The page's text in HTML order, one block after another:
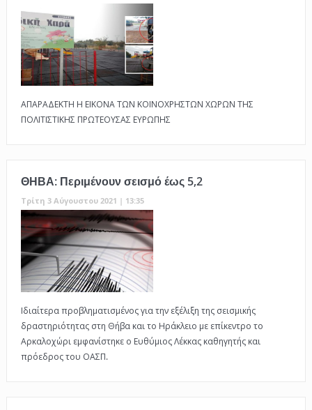
ΑΠΑΡΑΔΕΚΤΗ Η ΕΙΚΟΝΑ ΤΩΝ ΚΟΙΝΟΧΡΗΣΤΩΝ ΧΩΡΩΝ ΤΗΣ
ΠΟΛΙΤΙΣΤΙΚΗΣ ΠΡΩΤΕΟΥΣΑΣ ΕΥΡΩΠΗΣ
ΘΗΒΑ: Περιμένουν σεισμό έως 5,2
Τρίτη 3 Αύγουστου 2021 | 13:35
Ιδιαίτερα προβληματισμένος για την εξέλιξη της σεισμικής
δραστηριότητας στη Θήβα και το Ηράκλειο με επίκεντρο το
Αρκαλοχώρι εμφανίστηκε ο Ευθύμιος Λέκκας καθηγητής και
πρόεδρος του ΟΑΣΠ.